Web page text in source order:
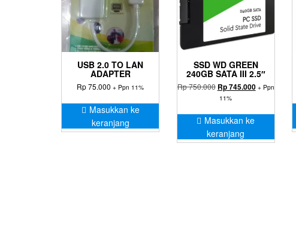
USB 2.0 TO LAN
ADAPTER
Rp75.000 + Ppn 11%
Masukkan ke
keranjang
SSD WD GREEN
240GB SATA III 2.5″
Rp750.000 Harga
aslinya
Rp 750.000.
Rp745.000Harga
adalah:
Rp 745.000.
+ Ppn
11%
Masukkan ke
keranjang